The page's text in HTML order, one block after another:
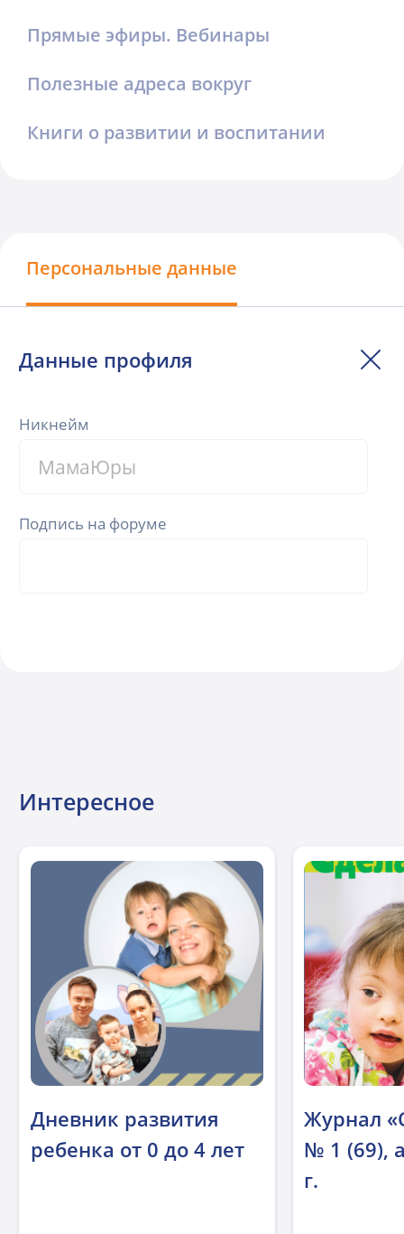
Прямые эфиры. Вебинары
Полезные адреса вокруг
Книги о развитии и воспитании
Персональные данные
Данные профиля
Никнейм
Подпись на форуме
Интересное
Дневник развития
ребенка от 0 до 4 лет
Журнал
№ 1 (69),
г.